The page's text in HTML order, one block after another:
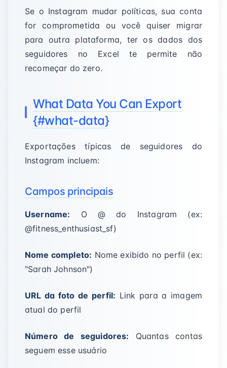
Se o Instagram mudar políticas, sua conta
for comprometida ou você quiser migrar
para outra plataforma, ter os dados dos
seguidores no Excel te permite não
recomeçar do zero.
What Data You Can Export
{#what-data}
Exportações típicas de seguidores do
Instagram incluem:
Campos principais
Username: O @ do Instagram (ex:
@fitness_enthusiast_sf)
Nome completo: Nome exibido no perfil (ex:
"Sarah Johnson")
URL da foto de perfil: Link para a imagem
atual do perfil
Número de seguidores: Quantas contas
seguem esse usuário